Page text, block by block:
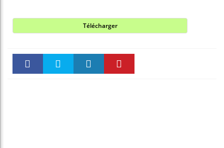
Télécharger